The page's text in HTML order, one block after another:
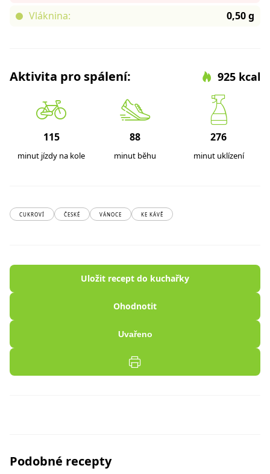
Vláknina: 0,50 g
Aktivita pro spálení: 925 kcal
115
minut jízdy na kole
88
minut běhu
276
minut uklízení
CUKROVÍ ČESKÉ VÁNOCE KE KÁVĚ
Uložit recept do kuchařky
Ohodnotit
Uvařeno
Podobné recepty